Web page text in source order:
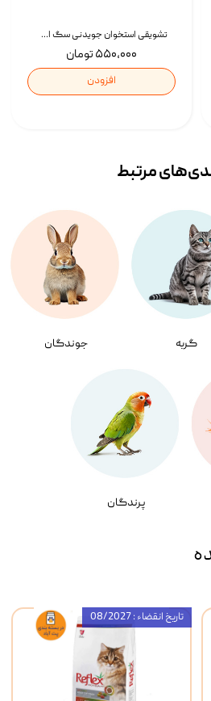
تشویقی استخوان جویدنی سگ اسنکی کرانچی با طعم مرغ Snacky Crunchy Munchy وزن 100 گرم
۵۵۰,۰۰۰ تومان
افزودن
گربه جوندگان
پرندگان
مرتبط
تاریخ انقضاء : 08/2027